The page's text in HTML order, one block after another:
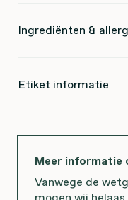
Ingrediënten &
Etiket informatie
Meer
Vanwege de